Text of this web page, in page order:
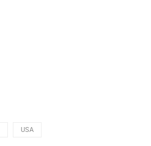
USA